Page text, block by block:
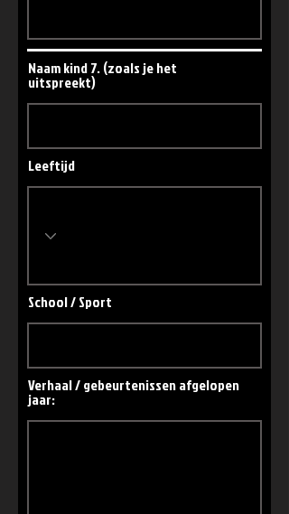
Naam kind 7. (zoals je het
uitspreekt)
Leeftijd
School / Sport
Verhaal / gebeurtenissen afgelopen
jaar: